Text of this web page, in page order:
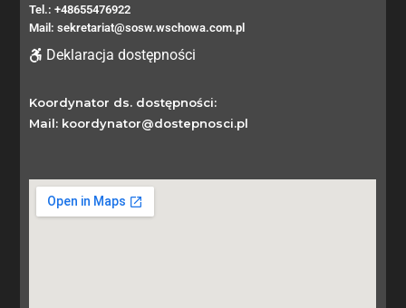
Tel.: +48655476922
Mail: sekretariat@sosw.wschowa.com.pl
Deklaracja dostępności
Koordynator ds. dostępności:
Mail: koordynator@dostepnosci.pl